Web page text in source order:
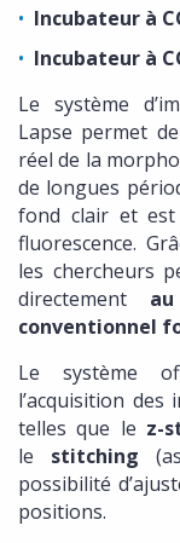
Incubateur à
Incubateur à
Le système
Lapse permet
réel de la
de longues
fond clair et est
fluorescence.
les chercheurs
directement
conventionnel
Le système
l’acquisition des
telles que le z-
le stitching
possibilité
positions.